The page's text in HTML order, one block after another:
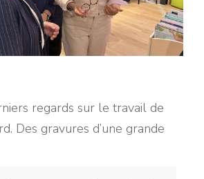
regards sur le travail de
Des gravures d’une grande